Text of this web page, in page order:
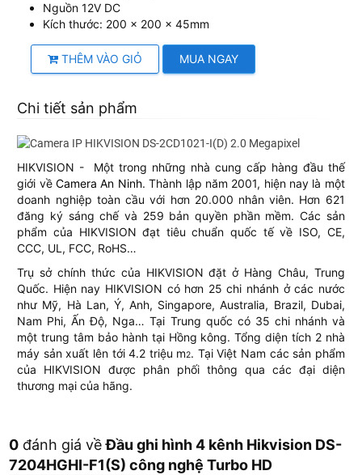
Nguồn 12V DC
Kích thước: 200 × 200 × 45mm
THÊM VÀO GIỎ MUA NGAY
Chi tiết sản phẩm
HIKVISION - Một trong những nhà cung cấp hàng đầu thế
giới vềCamera An Ninh. Thành lập năm 2001, hiện nay là một
doanh nghiệp toàn cầu với hơn 20.000 nhân viên. Hơn 621
đăng ký sáng chế và 259 bản quyền phần mềm. Các sản
phẩm của HIKVISION đạt tiêu chuẩn quốc tế về ISO, CE,
CCC, UL, FCC, RoHS…
Trụ sở chính thức của HIKVISION đặt ở Hàng Châu, Trung
Quốc. Hiện nay HIKVISION có hơn 25 chi nhánh ở các nước
như Mỹ, Hà Lan, Ý, Anh, Singapore, Australia, Brazil, Dubai,
Nam Phi, Ấn Độ, Nga… Tại Trung quốc có 35 chi nhánh và
một trung tâm bảo hành tại Hồng kông. Tổng diện tích 2 nhà
máy sản xuất lên tới 4.2 triệu m2. Tại Việt Nam các sản phẩm
của HIKVISION được phân phối thông qua các đại diện
thương mại của hãng.
0 đánh giá vềĐầu ghi hình 4 kênh Hikvision DS-
7204HGHI-F1(S) công nghệ Turbo HD